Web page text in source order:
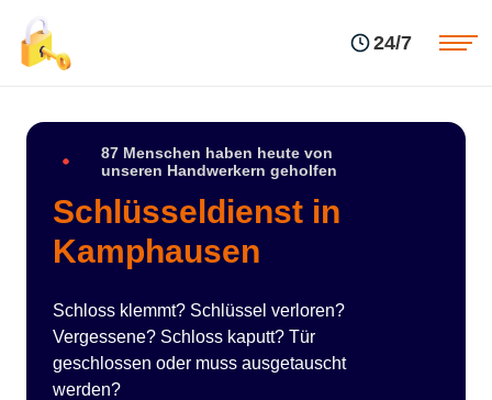
24/7
87 Menschen haben heute von
unseren Handwerkern geholfen
Schlüsseldienst in
Kamphausen
Schloss klemmt? Schlüssel verloren?
Vergessene? Schloss kaputt? Tür
geschlossen oder muss ausgetauscht
werden?